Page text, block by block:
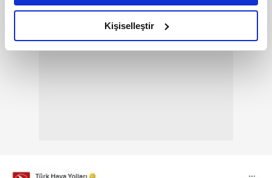
amacımızın size daha iyi bir reklam deneyimi sunmak
olduğunu ve sizlere en iyi içerikleri sunabilmek adına
elimizden gelen çabayı gösterdiğimizi ve bu noktada,
reklamların maliyetlerimizi karşılamak noktasında tek gelir
Sitemizde kendimize ve üçüncü kişilere ait çerezler
Kişiselleştir